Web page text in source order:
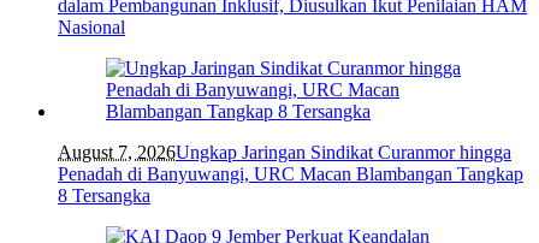
dalam Pembangunan Inklusif, Diusulkan Ikut Penilaian HAM
Nasional
August 7, 2026Ungkap Jaringan Sindikat Curanmor hingga
Penadah di Banyuwangi, URC Macan Blambangan Tangkap
8 Tersangka